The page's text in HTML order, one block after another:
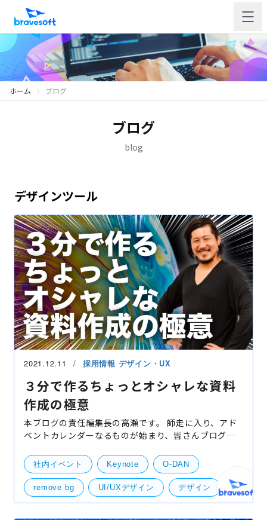
ホーム ブログ
ブログ
blog
デザインツール
2021.12.11 採用情報 デザイン・UX
３分で作るちょっとオシャレな資料
作成の極意
本ブログの責任編集長の高瀬です。 師走に入り、アド
ベントカレンダーなるものが始まり、皆さんブログを
ダー期間以前も書きまくっていた僕も、こうしてアド
ベン
社内イベント Keynote O-DAN
remove bg UI/UXデザイン デザイン